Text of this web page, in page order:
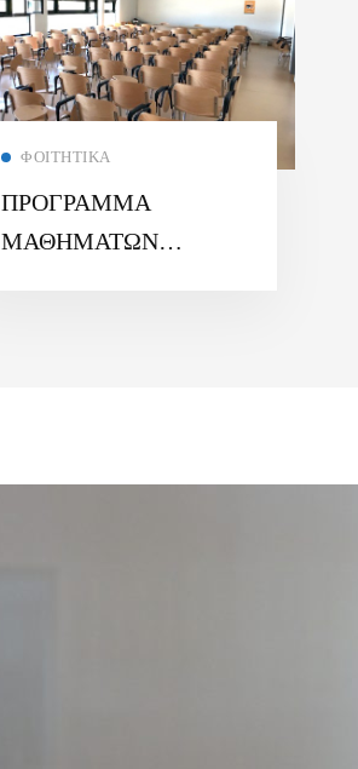
ΦΟΙΤΗΤΙΚΆ
ΠΡΟΓΡΑΜΜΑ
ΜΑΘΗΜΑΤΩΝ